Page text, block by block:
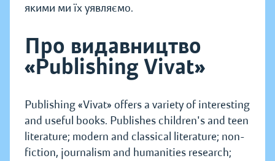
якими ми їх уявляємо.
Про видавництво
«Publishing Vivat»
Publishing «Vivat» offers a variety of interesting
and useful books. Publishes children's and teen
literature; modern and classical literature; non-
fiction, journalism and humanities research;